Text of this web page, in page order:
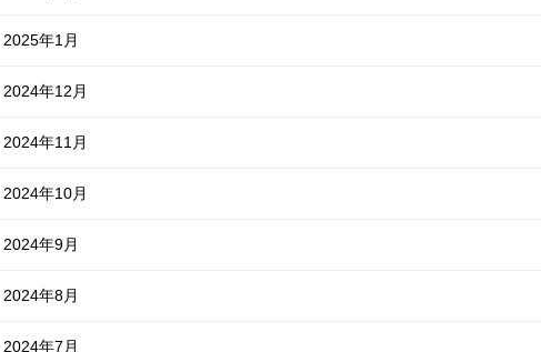
2025年1月
2024年12月
2024年11月
2024年10月
2024年9月
2024年8月
2024年7月